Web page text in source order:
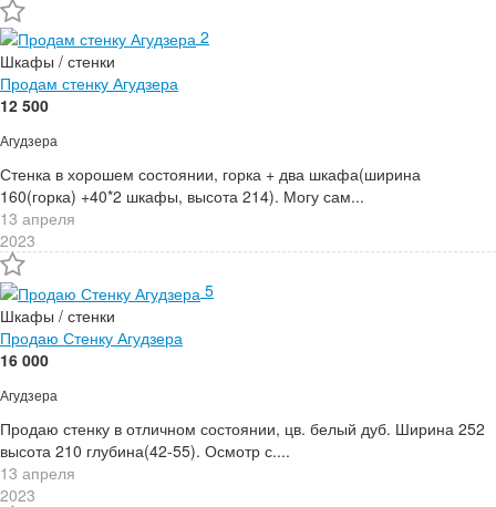
2
Шкафы / стенки
Продам стенку Агудзера
12 500
Агудзера
Стенка в хорошем состоянии, горка + два шкафа(ширина
160(горка) +40*2 шкафы, высота 214). Могу сам...
13 апреля
2023
5
Шкафы / стенки
Продаю Стенку Агудзера
16 000
Агудзера
Продаю стенку в отличном состоянии, цв. белый дуб. Ширина 252
высота 210 глубина(42-55). Осмотр с....
13 апреля
2023